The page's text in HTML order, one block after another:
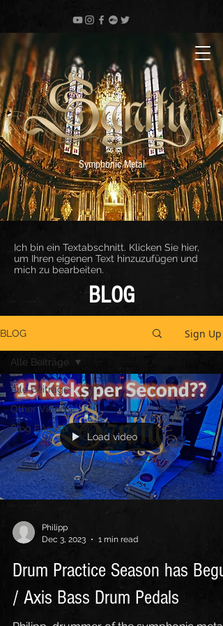
Symphonic Metal
Ich bin ein Textabschnitt. Klicken Sie hier,
um Ihren eigenen Text hinzuzufügen und
mich zu bearbeiten.
BLOG
BLOG Sign Up
Alle Beiträge
Other Videos
Blog English
Alle Beiträge
Load video
Philipp
Dec 3, 2023
1 min read
Drum Practice Season has
/ Axis Bass Drum Pedals